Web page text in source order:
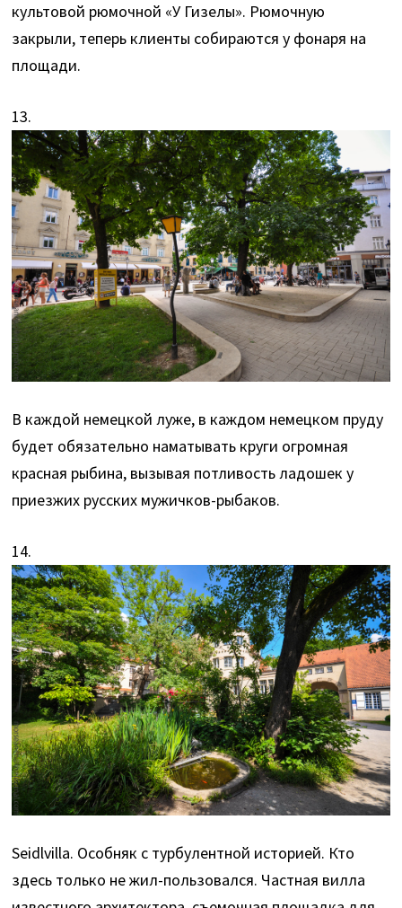
культовой рюмочной «У Гизелы». Рюмочную
закрыли, теперь клиенты собираются у фонаря на
площади.
13.
В каждой немецкой луже, в каждом немецком пруду
будет обязательно наматывать круги огромная
красная рыбина, вызывая потливость ладошек у
приезжих русских мужичков-рыбаков.
14.
Seidlvilla. Особняк с турбулентной историей. Кто
здесь только не жил-пользовался. Частная вилла